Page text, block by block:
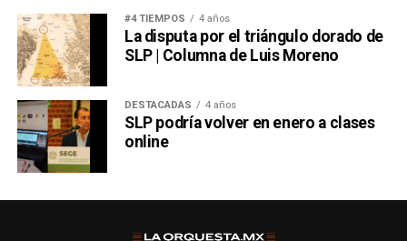
#4 TIEMPOS 4 años
La disputa por el triángulo dorado de
SLP | Columna de Luis Moreno
DESTACADAS 4 años
SLP podría volver en enero a clases
online